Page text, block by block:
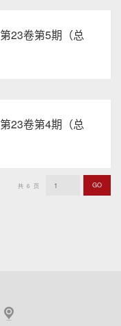
23卷第5期（总
23卷第4期（总
共 6 页 GO